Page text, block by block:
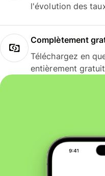
l'évolution des
Complètement
Téléchargez en
entièrement